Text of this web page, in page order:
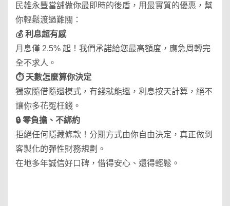
民雄永豐當舖做你最即時的後盾，用最實質的優惠，幫
你輕鬆渡過難關：
💰 利息超有感
月息僅 2.5% 起！我們承諾給您最高額度，應急周轉完
全不求人。
⏱️ 天數怎麼算你決定
獨家隨借隨還模式，有錢就能還，利息按天計算，絕不
讓你多花冤枉錢。
🔒 零負擔、不綁約
拒絕任何隱藏條款！分期方式由你自由決定，真正做到
客製化的彈性財務規劃。
在地多年誠信好口碑，借得安心、還得輕鬆。